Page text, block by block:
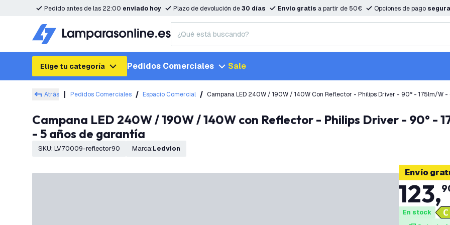
Pedido antes de las 22:00 enviado hoy Plazo de devolución de30 días Envio gratis a partir de 50€ Opciones de pago
Elige tu categoría Pedidos Comerciales Sale
Atrás Pedidos Comerciales Espacio Comercial Campana LED 240W / 190W / 140W Con Reflector - Philips Driver - 90° - 175lm/W
Campana LED 240W / 190W / 140W con Reflector - Philips Driver - 90° - 175lm/W - 6500K - IP65 - Regulable
- 5 años de garantía
SKU: LV70009-reflector90 Marca: Ledvion
Envío
123,
En stock